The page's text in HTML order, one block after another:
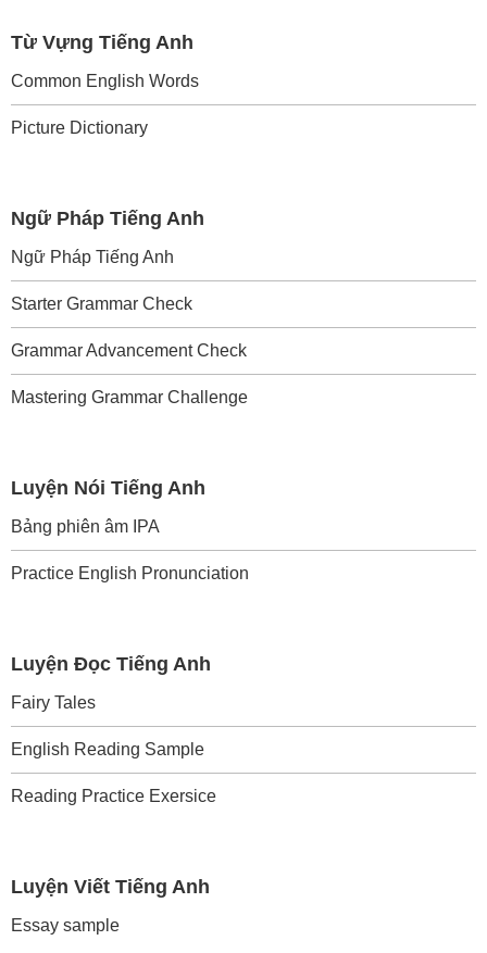
Từ Vựng Tiếng Anh
Common English Words
Picture Dictionary
Ngữ Pháp Tiếng Anh
Ngữ Pháp Tiếng Anh
Starter Grammar Check
Grammar Advancement Check
Mastering Grammar Challenge
Luyện Nói Tiếng Anh
Bảng phiên âm IPA
Practice English Pronunciation
Luyện Đọc Tiếng Anh
Fairy Tales
English Reading Sample
Reading Practice Exersice
Luyện Viết Tiếng Anh
Essay sample